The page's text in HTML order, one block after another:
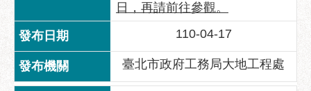
日，再請前往參觀。
110-04-17
臺北市政府工務局大地工程處